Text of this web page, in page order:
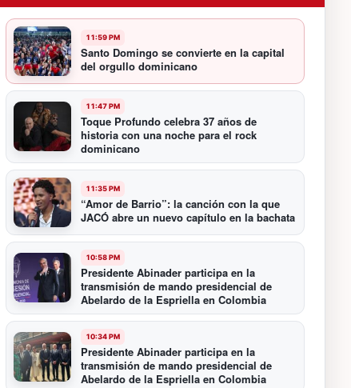
11:59 PM
Santo Domingo se convierte en la capital
del orgullo dominicano
11:47 PM
Toque Profundo celebra 37 años de
historia con una noche para el rock
dominicano
11:35 PM
“Amor de Barrio”: la canción con la que
JACÓ abre un nuevo capítulo en la bachata
10:58 PM
Presidente Abinader participa en la
transmisión de mando presidencial de
Abelardo de la Espriella en Colombia
10:34 PM
Presidente Abinader participa en la
transmisión de mando presidencial de
Abelardo de la Espriella en Colombia